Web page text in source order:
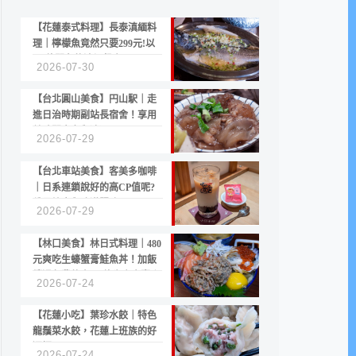
【花蓮泰式料理】長泰滇緬料
理｜檸檬魚竟然只要299元!以
2026-07-30
【台北圓山美食】円山駅｜走
進日治時期副站長宿舍！享用
2026-07-29
【台北車站美食】客美多咖啡
｜日系連鎖說好的高CP值呢?
2026-07-29
【林口美食】林日式料理｜480
元爽吃生蠔蟹膏鮭魚丼！加飯
2026-07-24
【花蓮小吃】葉珍水餃｜特色
龍鬚菜水餃，花蓮上班族的好